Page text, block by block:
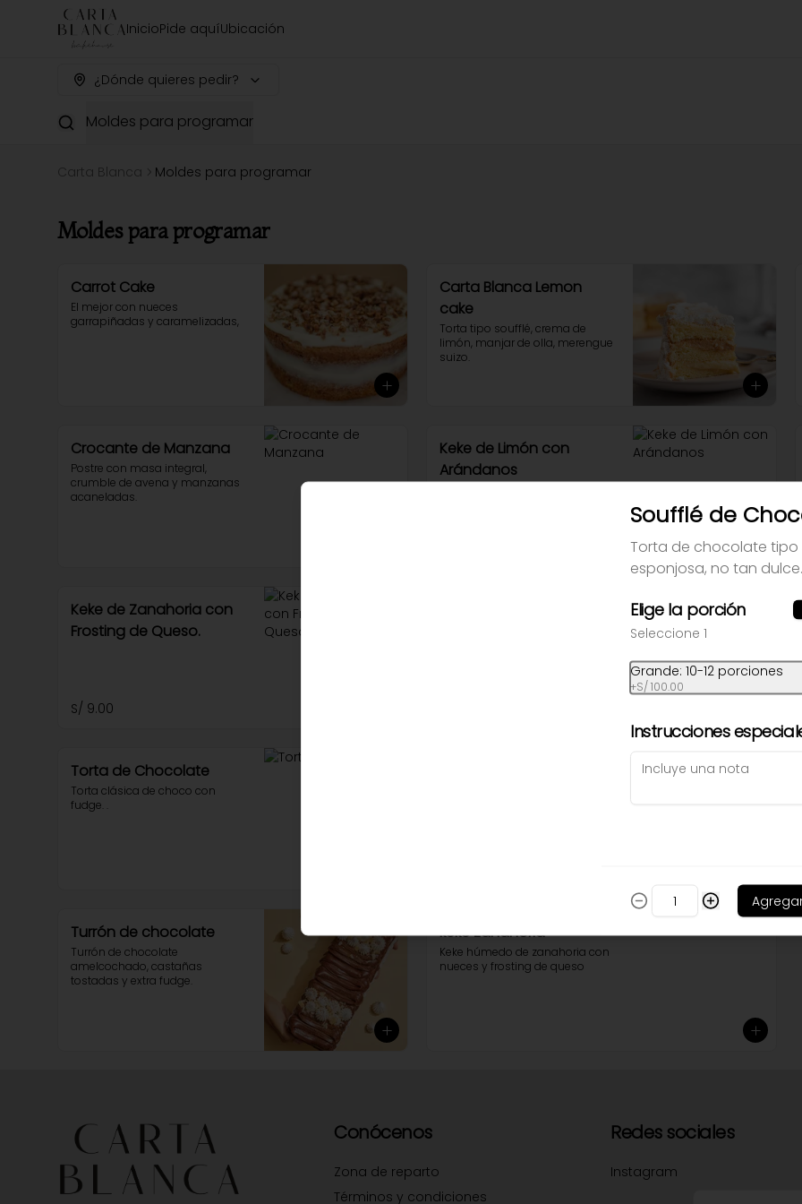
InicioPide aquíUbicación
¿Dónde quieres pedir?
Moldes para programar
Carta Blanca Moldes para programar
Moldes para programar
Carrot Cake
El mejor con nueces
garrapiñadas y caramelizadas,
Carta Blanca Lemon
cake
Torta tipo soufflé, crema de
limón, manjar de olla, merengue
suizo.
Crocante de Manzana
Postre con masa integral,
crumble de avena y manzanas
acaneladas.
Keke de Limón con
Arándanos
Keke de Zanahoria con
Frosting de Queso.
S/ 9.00
Torta de Chocolate
Torta clásica de choco con
fudge. .
Turrón de chocolate
Turrón de chocolate
amelcochado, castañas
tostadas y extra fudge.
keke zanahoria
Keke húmedo de zanahoria con
nueces y frosting de queso
Conócenos
Zona de reparto
Términos y condiciones
Redes sociales
Instagram
Soufflé de
Torta de chocolate tipo
esponjosa, no tan dulce.
Elige la porción
Seleccione 1
Grande: 10-12 porciones
+S/ 100.00
Instrucciones